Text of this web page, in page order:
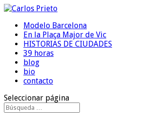
Modelo Barcelona
En la Plaça Major de Vic
HISTORIAS DE CIUDADES
39 horas
blog
bio
contacto
Seleccionar página